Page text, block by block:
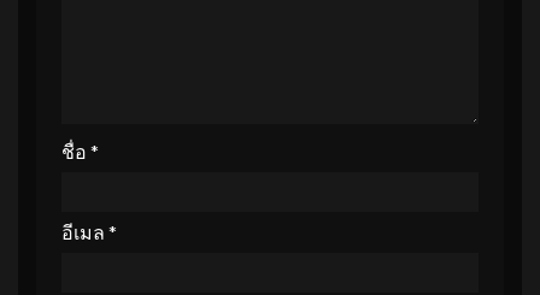
ชื่อ *
อีเมล *